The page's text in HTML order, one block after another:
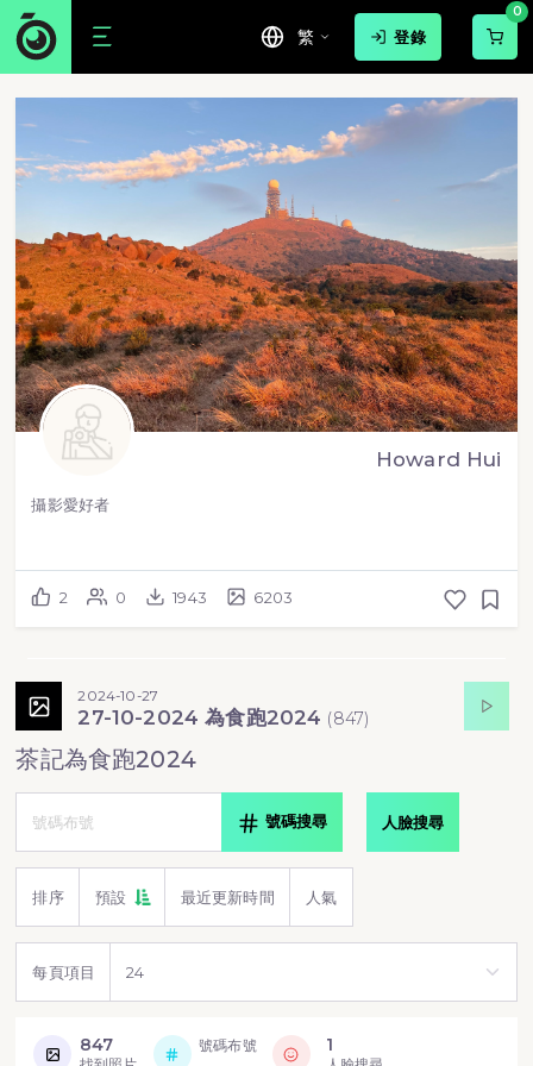
繁 登錄
0
Howard Hui
攝影愛好者
2 0 1943 6203
2024-10-27
27-10-2024 為食跑2024 (847)
茶記為食跑2024
號碼搜尋 人臉搜尋
排序 預設 最近更新時間 人氣
每頁項目
847 號碼布號 1